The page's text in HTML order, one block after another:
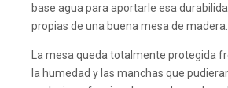
base agua para aportarle esa
propias de una buena mesa de madera.
La mesa queda totalmente protegida
la humedad y las manchas que